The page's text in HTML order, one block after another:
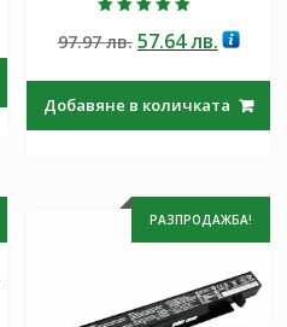
5.00
от 5
97.97лв. Original
97.97 лв..
57.64лв.
57.64
Добавяне в количката
РАЗПРОДАЖБА!